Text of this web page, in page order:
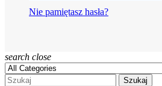
Nie pamiętasz hasła?
search close
Szukaj